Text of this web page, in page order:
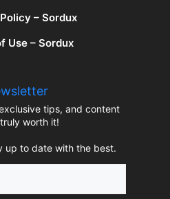
– Sordux
Use – Sordux
tips, and content
truly worth it!
up to date with the best.